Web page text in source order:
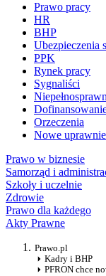
Prawo pracy
HR
BHP
Ubezpieczenia
PPK
Rynek pracy
Sygnaliści
Orzeczenia
Nowe
Prawo w biznesie
Samorząd i
Szkoły i uczelnie
Zdrowie
Prawo dla każdego
Akty Prawne
Prawo.pl
Kadry i BHP
PFRON chce